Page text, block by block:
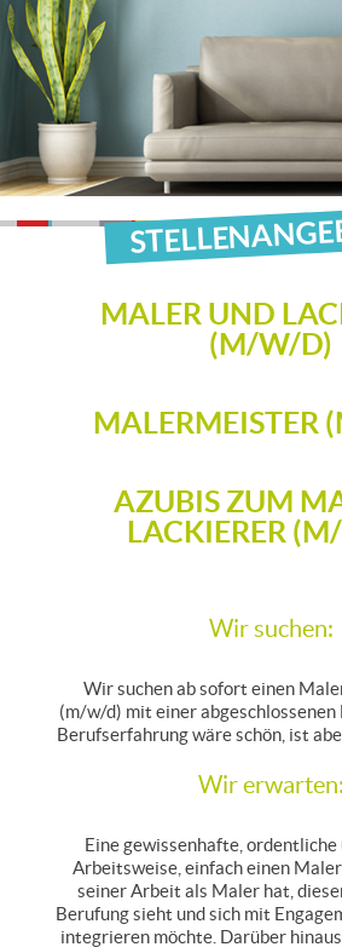
MALER UND
(M/W/D)
MALERMEISTER
AZUBIS ZUM
LACKIERER
Wir suchen:
Wir suchen ab sofort einen
(m/w/d) mit einer abgeschlossenen
Berufserfahrung wäre schön, ist
Wir erwarten:
Eine gewissenhafte,
Arbeitsweise, einfach einen
seiner Arbeit als Maler hat,
Berufung sieht und sich mit
integrieren möchte. Darüber